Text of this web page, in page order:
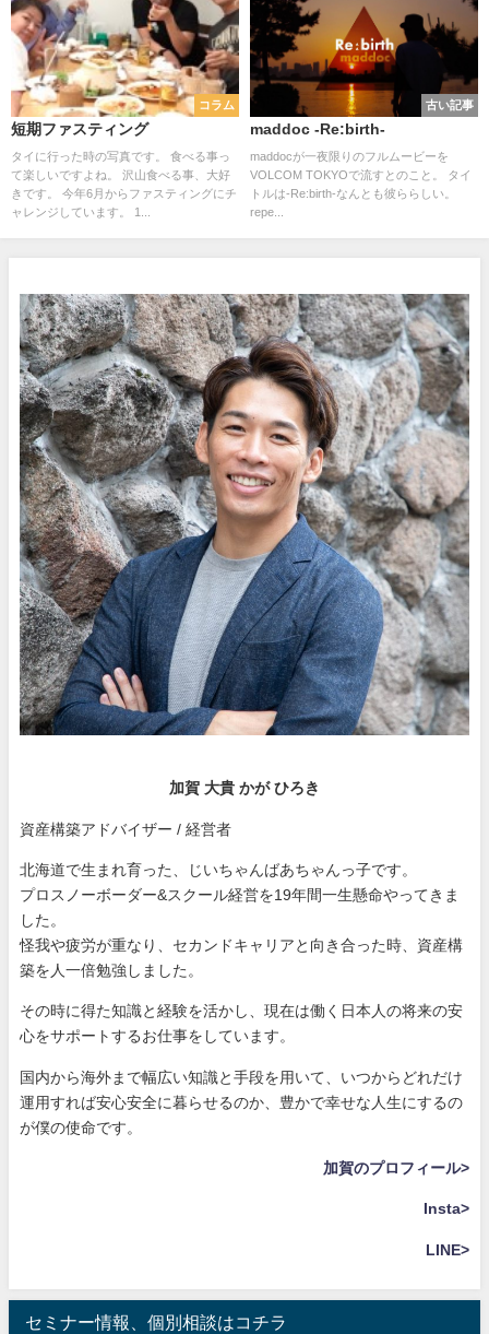
コラム
短期ファスティング
タイに行った時の写真です。 食べる事っ
て楽しいですよね。 沢山食べる事、大好
きです。 今年6月からファスティングにチ
ャレンジしています。 1...
古い記事
maddoc -Re:birth-
maddocが一夜限りのフルムービーを
VOLCOM TOKYOで流すとのこと。 タイ
トルは-Re:birth-なんとも彼ららしい。
repe...
加賀 大貴 かが ひろき
資産構築アドバイザー / 経営者
北海道で生まれ育った、じいちゃんばあちゃんっ子です。
プロスノーボーダー&スクール経営を19年間一生懸命やってきま
した。
怪我や疲労が重なり、セカンドキャリアと向き合った時、資産構
築を人一倍勉強しました。
その時に得た知識と経験を活かし、現在は働く日本人の将来の安
心をサポートするお仕事をしています。
国内から海外まで幅広い知識と手段を用いて、いつからどれだけ
運用すれば安心安全に暮らせるのか、豊かで幸せな人生にするの
が僕の使命です。
加賀のプロフィール>
Insta>
LINE>
セミナー情報、個別相談はコチラ